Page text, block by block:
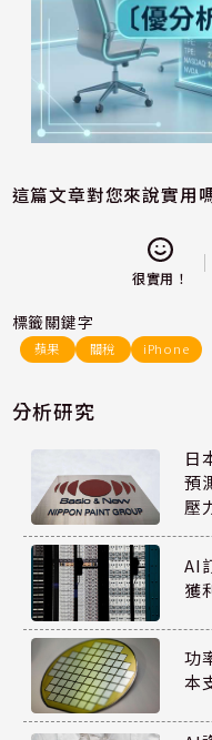
這篇文章對您來說實用
很實用！
標籤關鍵字
蘋果 關稅 iPhone
分析研究
日
預
壓
AI
獲
功
本